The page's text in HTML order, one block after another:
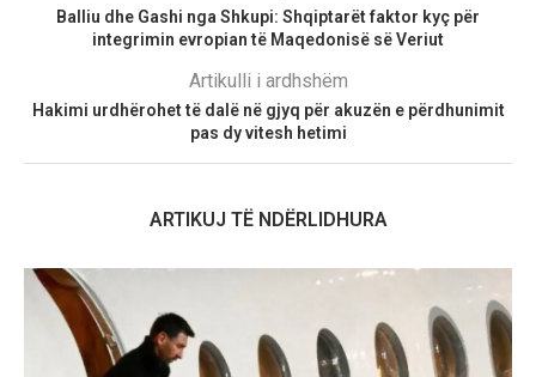
Balliu dhe Gashi nga Shkupi: Shqiptarët faktor kyç për
integrimin evropian të Maqedonisë së Veriut
Artikulli i ardhshëm
Hakimi urdhërohet të dalë në gjyq për akuzën e përdhunimit
pas dy vitesh hetimi
ARTIKUJ TË NDËRLIDHURA